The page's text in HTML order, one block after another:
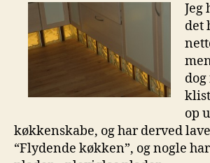
Jeg
det
op
køkkenskabe, og har derved
“Flydende køkken”, og nogle